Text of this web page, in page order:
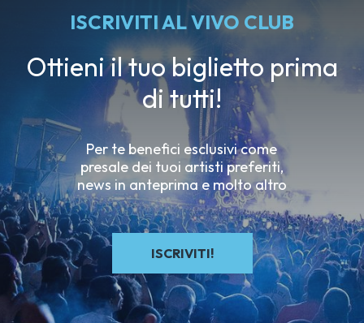
ISCRIVITI AL VIVO CLUB
Ottieni il tuo biglietto prima
di tutti!
Per te benefici esclusivi come
presale dei tuoi artisti preferiti,
news in anteprima e molto altro
ISCRIVITI!